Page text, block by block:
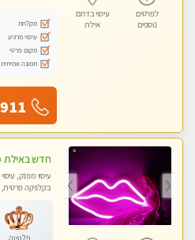
לפרטים
נוספים
עיסוי בדרום
אילת
מקלחת
עיסוי מרגיע
מקום פרטי
תמונה אמיתית
חדש באילת
עיסוי מפנק,
בקלניקה פרטית,